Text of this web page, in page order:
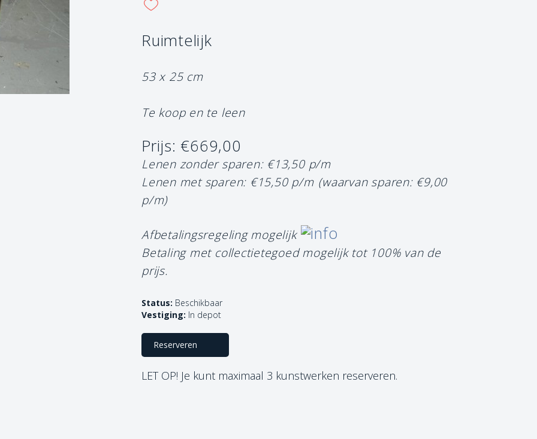
Ruimtelijk
53 x 25 cm
Te koop en te leen
Prijs: €669,00
Lenen zonder sparen: €13,50 p/m
Lenen met sparen: €15,50 p/m (waarvan sparen: €9,00
p/m)
Afbetalingsregeling mogelijk
Betaling met collectietegoed mogelijk tot 100% van de
prijs.
Status: Beschikbaar
Vestiging: In depot
Reserveren
LET OP! Je kunt maximaal 3 kunstwerken reserveren.